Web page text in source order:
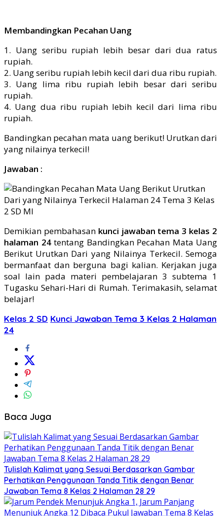
Membandingkan Pecahan Uang
1. Uang seribu rupiah lebih besar dari dua ratus
rupiah.
2. Uang seribu rupiah lebih kecil dari dua ribu rupiah.
3. Uang lima ribu rupiah lebih besar dari seribu
rupiah.
4. Uang dua ribu rupiah lebih kecil dari lima ribu
rupiah.
Bandingkan pecahan mata uang berikut! Urutkan dari
yang nilainya terkecil!
Jawaban :
Demikian pembahasan kunci jawaban tema 3 kelas 2
halaman 24tentang Bandingkan Pecahan Mata Uang
Berikut Urutkan Dari yang Nilainya Terkecil. Semoga
bermanfaat dan berguna bagi kalian. Kerjakan juga
soal lain pada materi pembelajaran 3 subtema 1
Tugasku Sehari-Hari di Rumah. Terimakasih, selamat
belajar!
Kelas 2 SD Kunci Jawaban Tema 3 Kelas 2 Halaman
24
Baca Juga
Tulislah Kalimat yang Sesuai Berdasarkan Gambar
Perhatikan Penggunaan Tanda Titik dengan Benar
Jawaban Tema 8 Kelas 2 Halaman 28 29